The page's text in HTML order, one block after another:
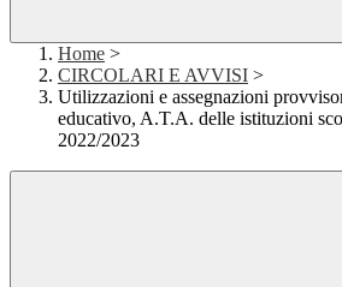
Home >
CIRCOLARI E AVVISI >
Utilizzazioni e assegnazioni
educativo, A.T.A. delle istituzioni
2022/2023